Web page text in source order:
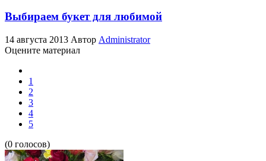
Выбираем букет для любимой
14 августа 2013 Автор Administrator
Оцените материал
1
2
3
4
5
(0 голосов)